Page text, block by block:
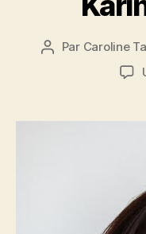
Auteur
Par Caroline